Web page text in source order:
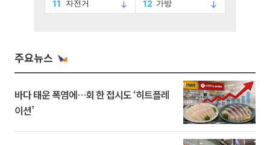
주요뉴스
바다 태운 폭염에…회 한 접시도 ‘히트플레
이션’